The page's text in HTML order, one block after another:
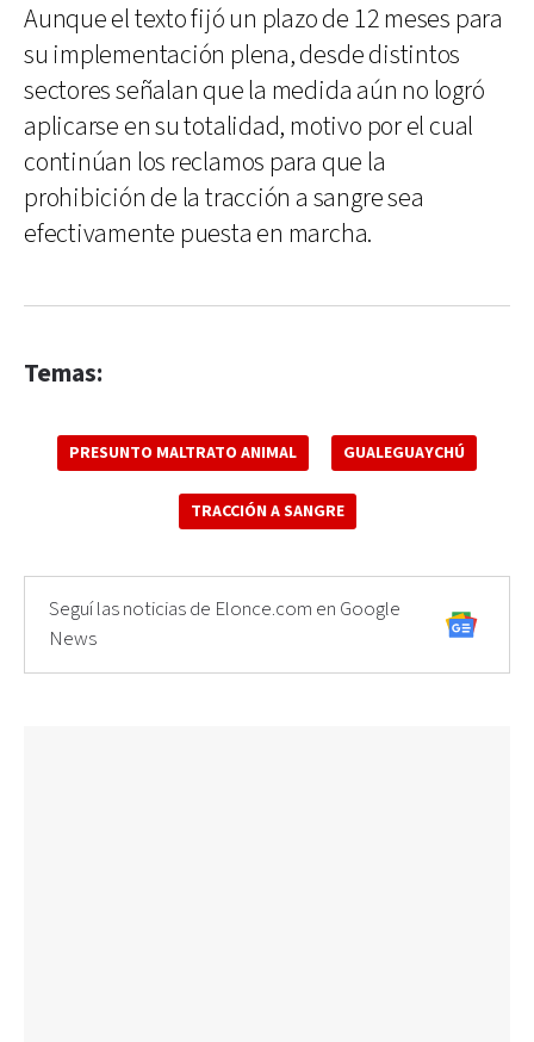
Aunque el texto fijó un plazo de 12 meses para
su implementación plena, desde distintos
sectores señalan que la medida aún no logró
aplicarse en su totalidad, motivo por el cual
continúan los reclamos para que la
prohibición de la tracción a sangre sea
efectivamente puesta en marcha.
Temas:
PRESUNTO MALTRATO ANIMAL GUALEGUAYCHÚ
TRACCIÓN A SANGRE
Seguí las noticias de Elonce.com en Google
News